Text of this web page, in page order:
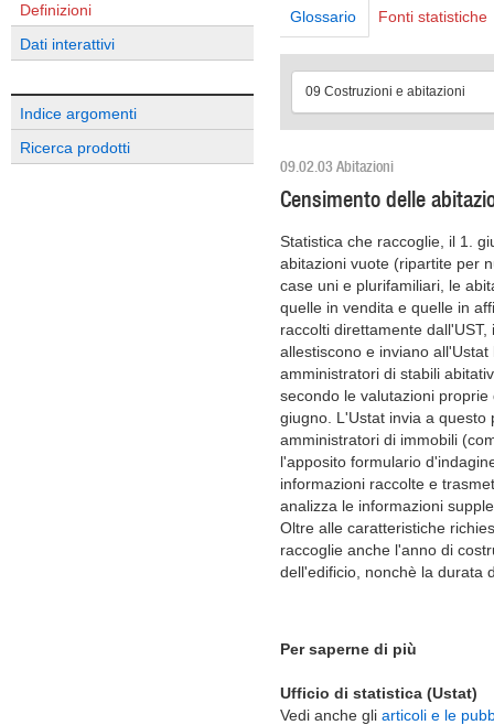
Definizioni
Dati interattivi
Indice argomenti
Ricerca prodotti
Glossario Fonti statistiche
09 Costruzioni e abitazioni
09.02.03 Abitazioni
Censimento delle
Statistica che raccoglie, il 1.
abitazioni vuote (ripartite per
case uni e plurifamiliari, le
quelle in vendita e quelle in
raccolti direttamente
allestiscono e inviano
amministratori di stabili
secondo le valutazioni
giugno. L'Ustat invia a questo
amministratori di immobili
l'apposito formulario
informazioni raccolte e
analizza le informazioni
Oltre alle caratteristiche
raccoglie anche l'anno di
dell'edificio, nonchè la durata
Per saperne di più
Ufficio di statistica (Ustat)
Vedi anche gli articoli e le